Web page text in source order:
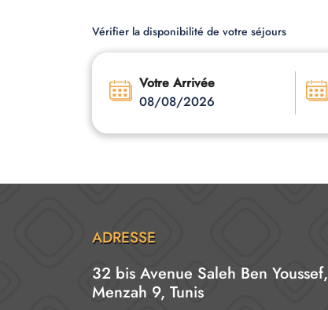
Vérifier la disponibilité de votre séjours
Votre Arrivée
08/08/2026
ADRESSE
32 bis Avenue Saleh Ben Youssef,
Menzah 9, Tunis